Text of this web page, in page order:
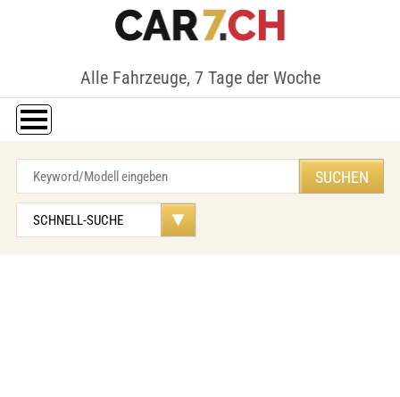
Alle Fahrzeuge, 7 Tage der Woche